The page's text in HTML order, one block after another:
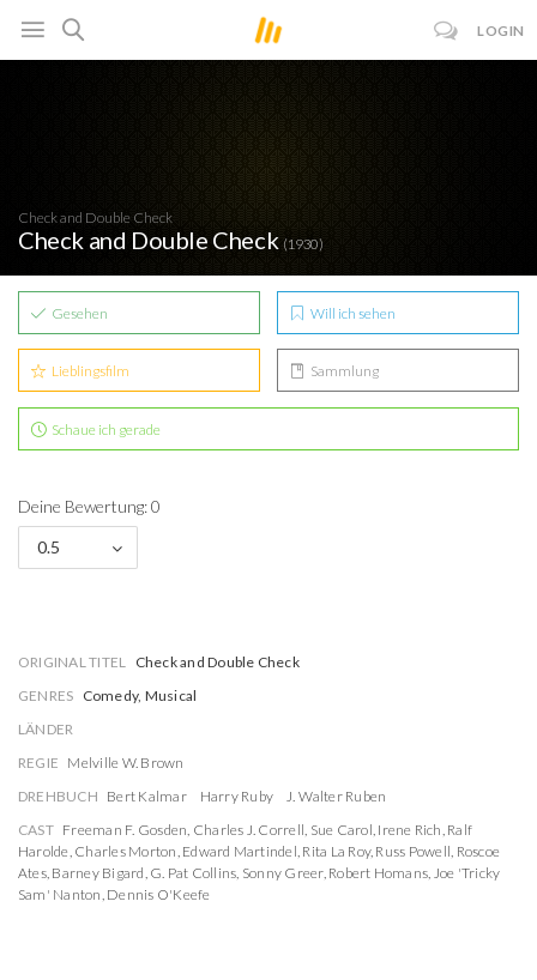
LOGIN
Check and Double Check
Check and Double Check (1930)
Gesehen Will ich sehen
Lieblingsfilm Sammlung
Schaue ich gerade
Deine Bewertung: 0
0.5
ORIGINAL TITEL Check and Double Check
GENRES Comedy, Musical
LÄNDER
REGIE Melville W. Brown
DREHBUCH Bert Kalmar Harry Ruby
J. Walter Ruben
CAST Freeman F. Gosden, Charles J. Correll, Sue Carol, Irene Rich, Ralf
Harolde, Charles Morton, Edward Martindel, Rita La Roy, Russ Powell, Roscoe
Ates, Barney Bigard, G. Pat Collins, Sonny Greer, Robert Homans, Joe 'Tricky
Sam' Nanton, Dennis O'Keefe